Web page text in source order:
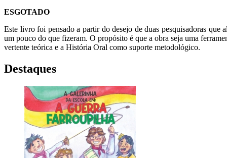
ESGOTADO
Este livro foi pensado a partir do desejo de duas pesquisadoras que
um pouco do que fizeram. O propósito é que a obra seja uma
vertente teórica e a História Oral como suporte metodológico.
Destaques